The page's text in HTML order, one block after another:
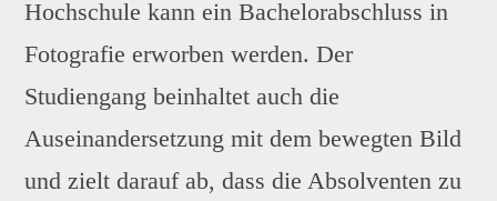
Hochschule kann ein Bachelorabschluss in
Fotografie erworben werden. Der
Studiengang beinhaltet auch die
Auseinandersetzung mit dem bewegten Bild
und zielt darauf ab, dass die Absolventen zu